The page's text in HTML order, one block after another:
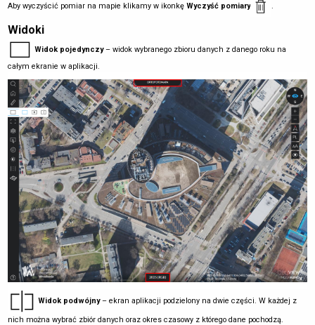
Aby wyczyścić pomiar na mapie klikamy w ikonkę Wyczyść pomiary .
Widoki
Widok pojedynczy– widok wybranego zbioru danych z danego roku na
całym ekranie w aplikacji.
Widok podwójny– ekran aplikacji podzielony na dwie części. W każdej z
nich można wybrać zbiór danych oraz okres czasowy z którego dane pochodzą.